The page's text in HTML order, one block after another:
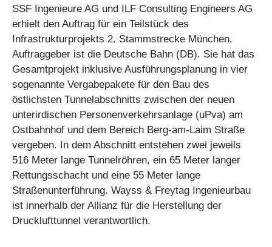
SSF Ingenieure AG und ILF Consulting Engineers AG
erhielt den Auftrag für ein Teilstück des
Infrastrukturprojekts 2. Stammstrecke München.
Auftraggeber ist die Deutsche Bahn (DB). Sie hat das
Gesamtprojekt inklusive Ausführungsplanung in vier
sogenannte Vergabepakete für den Bau des
östlichsten Tunnelabschnitts zwischen der neuen
unterirdischen Personenverkehrsanlage (uPva) am
Ostbahnhof und dem Bereich Berg-am-Laim Straße
vergeben. In dem Abschnitt entstehen zwei jeweils
516 Meter lange Tunnelröhren, ein 65 Meter langer
Rettungsschacht und eine 55 Meter lange
Straßenunterführung. Wayss & Freytag Ingenieurbau
ist innerhalb der Allianz für die Herstellung der
Drucklufttunnel verantwortlich.